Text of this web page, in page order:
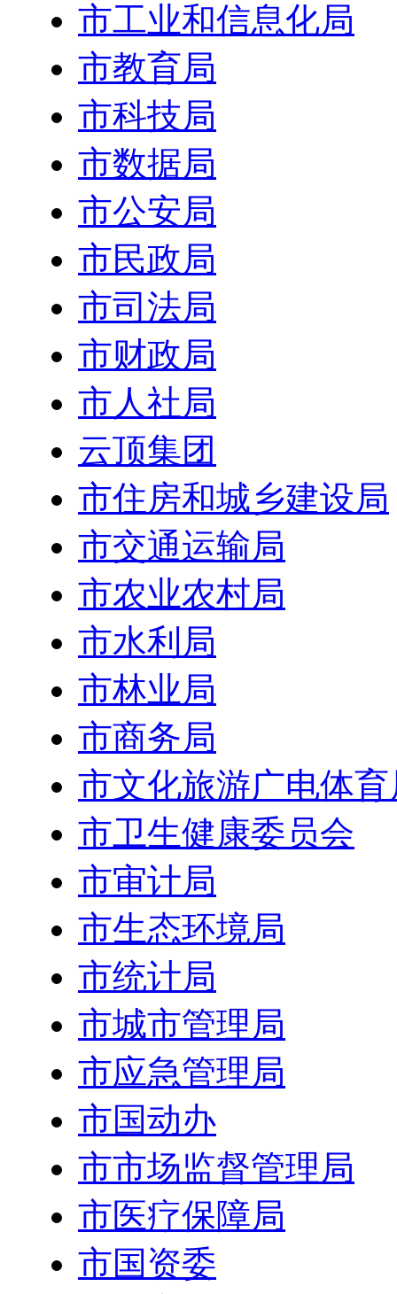
市工业和信息化局
市教育局
市科技局
市数据局
市公安局
市民政局
市司法局
市财政局
市人社局
云顶集团
市住房和城乡建设局
市交通运输局
市农业农村局
市水利局
市林业局
市商务局
市文化旅游广电体育
市卫生健康委员会
市审计局
市生态环境局
市统计局
市城市管理局
市应急管理局
市国动办
市市场监督管理局
市医疗保障局
市国资委